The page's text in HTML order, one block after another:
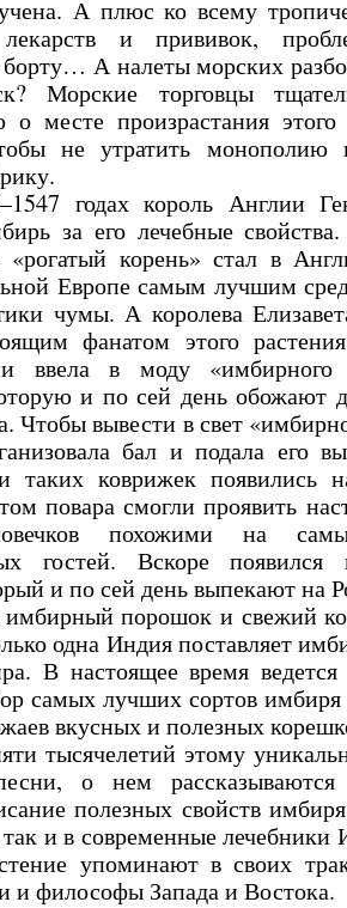
А плюс ко всему
лекарств и прививок,
А налеты морских
Морские торговцы
месте произрастания этого
не утратить монополию
годах король Англии
за его лечебные
«рогатый корень» стал в
Европе самым лучшим
чумы. А королева
фанатом этого
ввела в моду «имбирного
и по сей день обожают
Чтобы вывести в свет
бал и подала его
таких коврижек появились
повара смогли проявить
похожими на
гостей. Вскоре
и по сей день выпекают на
порошок и свежий
одна Индия поставляет
В настоящее время ведется
самых лучших сортов имбиря
вкусных и полезных
тысячелетий этому
о нем рассказываются
полезных свойств
так и в современные
упоминают в своих
и философы Запада и Востока.